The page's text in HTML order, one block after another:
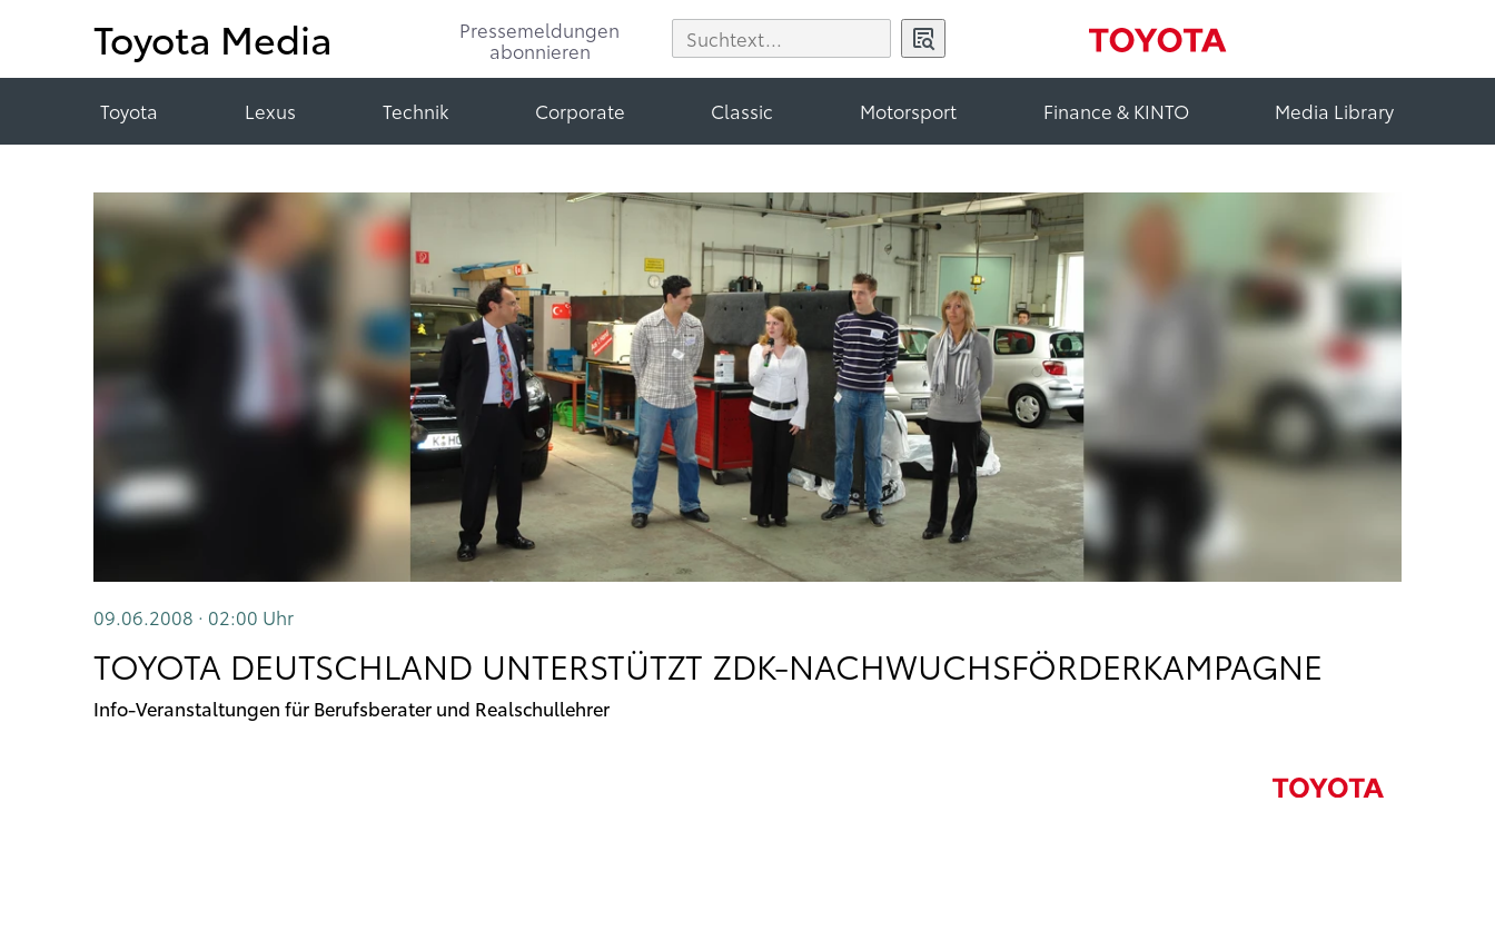
Toyota Media
Pressemeldungen
abonnieren
Toyota Lexus Technik Corporate Classic Motorsport Finance & KINTO Media Library
09.06.2008 · 02:00 Uhr
TOYOTA DEUTSCHLAND UNTERSTÜTZT ZDK-NACHWUCHSFÖRDERKAMPAGNE
Info-Veranstaltungen für Berufsberater und Realschullehrer